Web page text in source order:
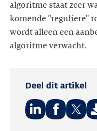
algoritme staat zeer
komende "reguliere"
wordt alleen een
algoritme verwacht.
Deel dit artikel